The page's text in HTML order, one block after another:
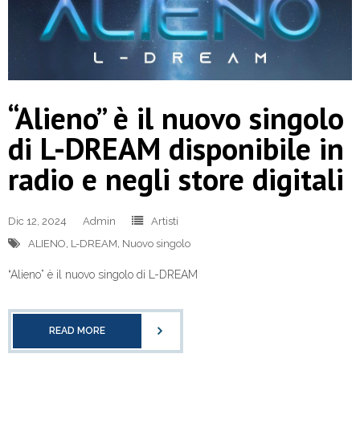
“Alieno” è il nuovo singolo
di L-DREAM disponibile in
radio e negli store digitali
Dic 12, 2024 Admin
Artisti
ALIENO L-DREAM Nuovo singolo
“Alieno” è il nuovo singolo di L-DREAM
READ MORE